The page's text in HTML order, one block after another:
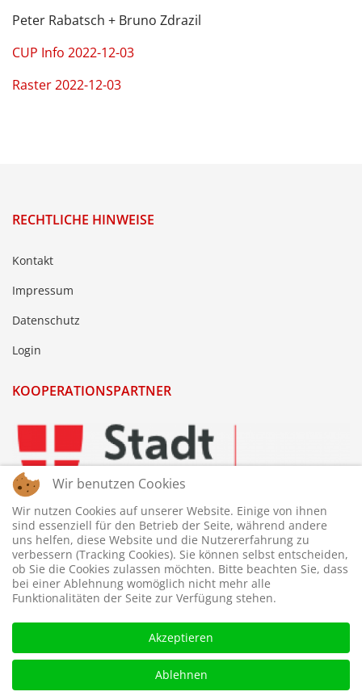
Peter Rabatsch + Bruno Zdrazil
CUP Info 2022-12-03
Raster 2022-12-03
RECHTLICHE HINWEISE
Kontakt
Impressum
Datenschutz
Login
KOOPERATIONSPARTNER
© 2026 © WTTV - Wiener Tischtennis Verband. Gestaltet und
Wir benutzen Cookies
Wir nutzen Cookies auf unserer Website. Einige von ihnen
sind essenziell für den Betrieb der Seite, während andere
uns helfen, diese Website und die Nutzererfahrung zu
verbessern (Tracking Cookies). Sie können selbst entscheiden,
ob Sie die Cookies zulassen möchten. Bitte beachten Sie, dass
bei einer Ablehnung womöglich nicht mehr alle
Funktionalitäten der Seite zur Verfügung stehen.
Akzeptieren
Ablehnen